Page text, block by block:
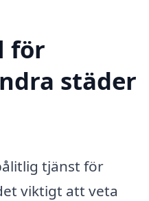
för
städer
tjänst för
viktigt att veta